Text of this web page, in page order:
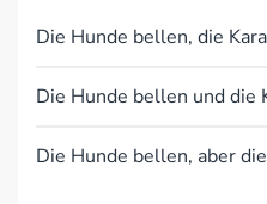
Die Hunde bellen, die
Die Hunde bellen und die
Die Hunde bellen, aber